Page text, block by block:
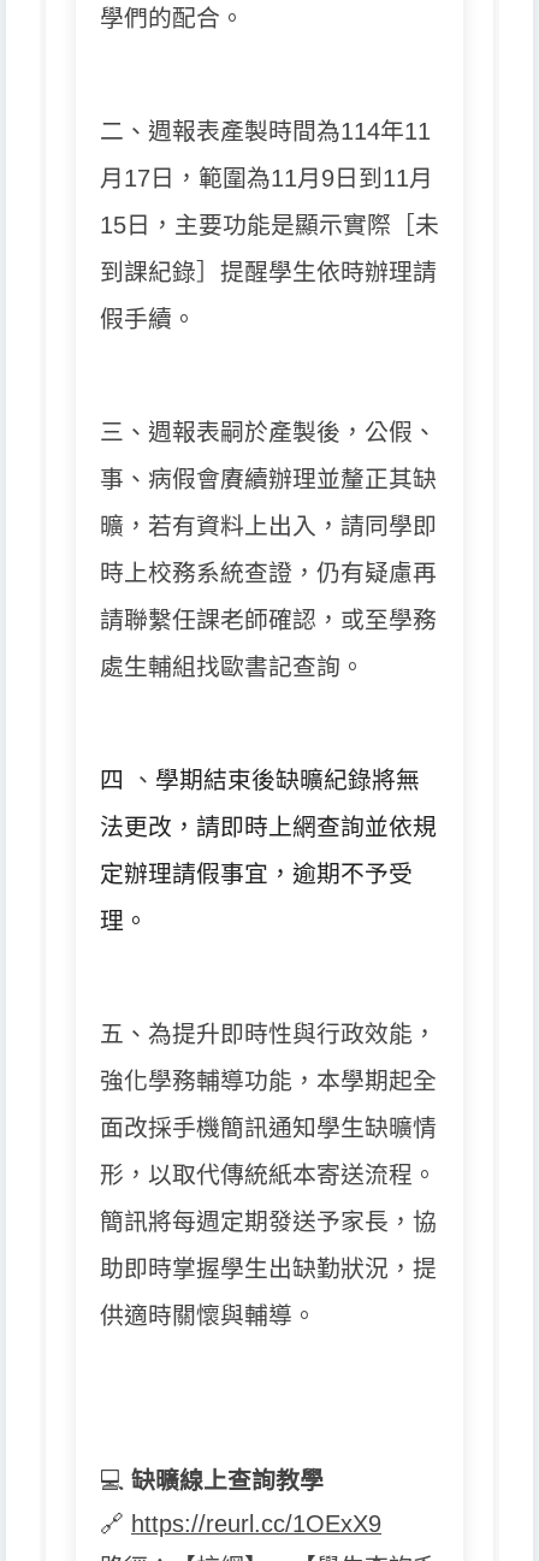
學們的配合。
二、週報表產製時間為114年11
月17日，範圍為11月9日到11月
15日， 主要功能是顯示實際［未
到課紀錄］提醒學生依時辦理請
假手續。
三、週報表嗣於產製後，公假、
事、病假會賡續辦理並釐正其缺
曠， 若有資料上出入，請同學即
時上校務系統查證， 仍有疑慮再
請聯繫任課老師確認，或至學務
處生輔組找歐書記查詢。
四 、 學期結束後缺曠紀錄將無
法更改， 請即時上網查詢並依規
定辦理請假事宜，逾期不予受
理。
五、為提升即時性與行政效能，
強化學務輔導功能， 本學期起全
面改採手機簡訊通知學生缺曠情
形， 以取代傳統紙本寄送流程。
簡訊將每週定期發送予家長， 協
助即時掌握學生出缺勤狀況，提
供適時關懷與輔導。
💻 缺曠線上查詢教學
🔗 https://reurl.cc/1OExX9